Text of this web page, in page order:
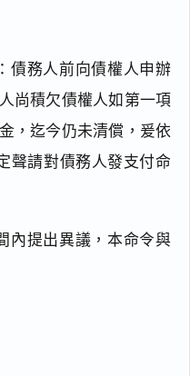
債務人前向債權人申辦
尚積欠債權人如第一項
，迄今仍未清償，爰依
聲請對債務人發支付命
內提出異議，本命令與